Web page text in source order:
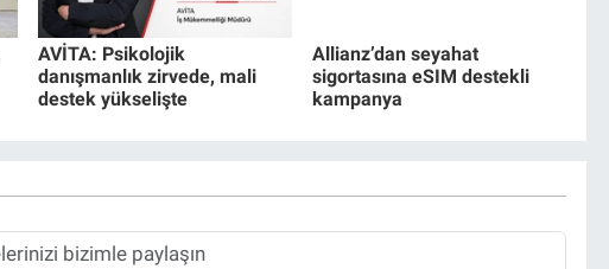
AVİTA: Psikolojik
danışmanlık zirvede, mali
destek yükselişte
Allianz’dan seyahat
sigortasına eSIM destekli
kampanya